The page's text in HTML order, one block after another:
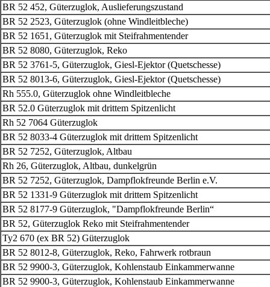
BR 52 452, Güterzuglok, Auslieferungszustand
BR 52 2523, Güterzuglok (ohne Windleitbleche)
BR 52 1651, Güterzuglok mit Steifrahmentender
BR 52 8080, Güterzuglok, Reko
BR 52 3761-5, Güterzuglok, Giesl-Ejektor (Quetschesse)
BR 52 8013-6, Güterzuglok, Giesl-Ejektor (Quetschesse)
Rh 555.0, Güterzuglok ohne Windleitbleche
BR 52.0 Güterzuglok mit drittem Spitzenlicht
Rh 52 7064 Güterzuglok
BR 52 8033-4 Güterzuglok mit drittem Spitzenlicht
BR 52 7252, Güterzuglok, Altbau
Rh 26, Güterzuglok, Altbau, dunkelgrün
BR 52 7252, Güterzuglok, Dampflokfreunde Berlin e.V.
BR 52 1331-9 Güterzuglok mit drittem Spitzenlicht
BR 52 8177-9 Güterzuglok, "Dampflokfreunde Berlin“
BR 52, Güterzuglok Reko mit Steifrahmentender
Ty2 670 (ex BR 52) Güterzuglok
BR 52 8012-8, Güterzuglok, Reko, Fahrwerk rotbraun
BR 52 9900-3, Güterzuglok, Kohlenstaub Einkammerwanne
BR 52 9900-3, Güterzuglok, Kohlenstaub Einkammerwanne